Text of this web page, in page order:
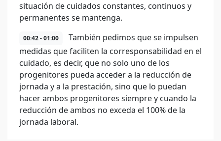
situación de cuidados constantes, continuos y
permanentes se mantenga.
00:42 - 01:00
También pedimos que se impulsen
medidas que faciliten la corresponsabilidad en el
cuidado, es decir, que no solo uno de los
progenitores pueda acceder a la reducción de
jornada y a la prestación, sino que lo puedan
hacer ambos progenitores siempre y cuando la
reducción de ambos no exceda el 100% de la
jornada laboral.